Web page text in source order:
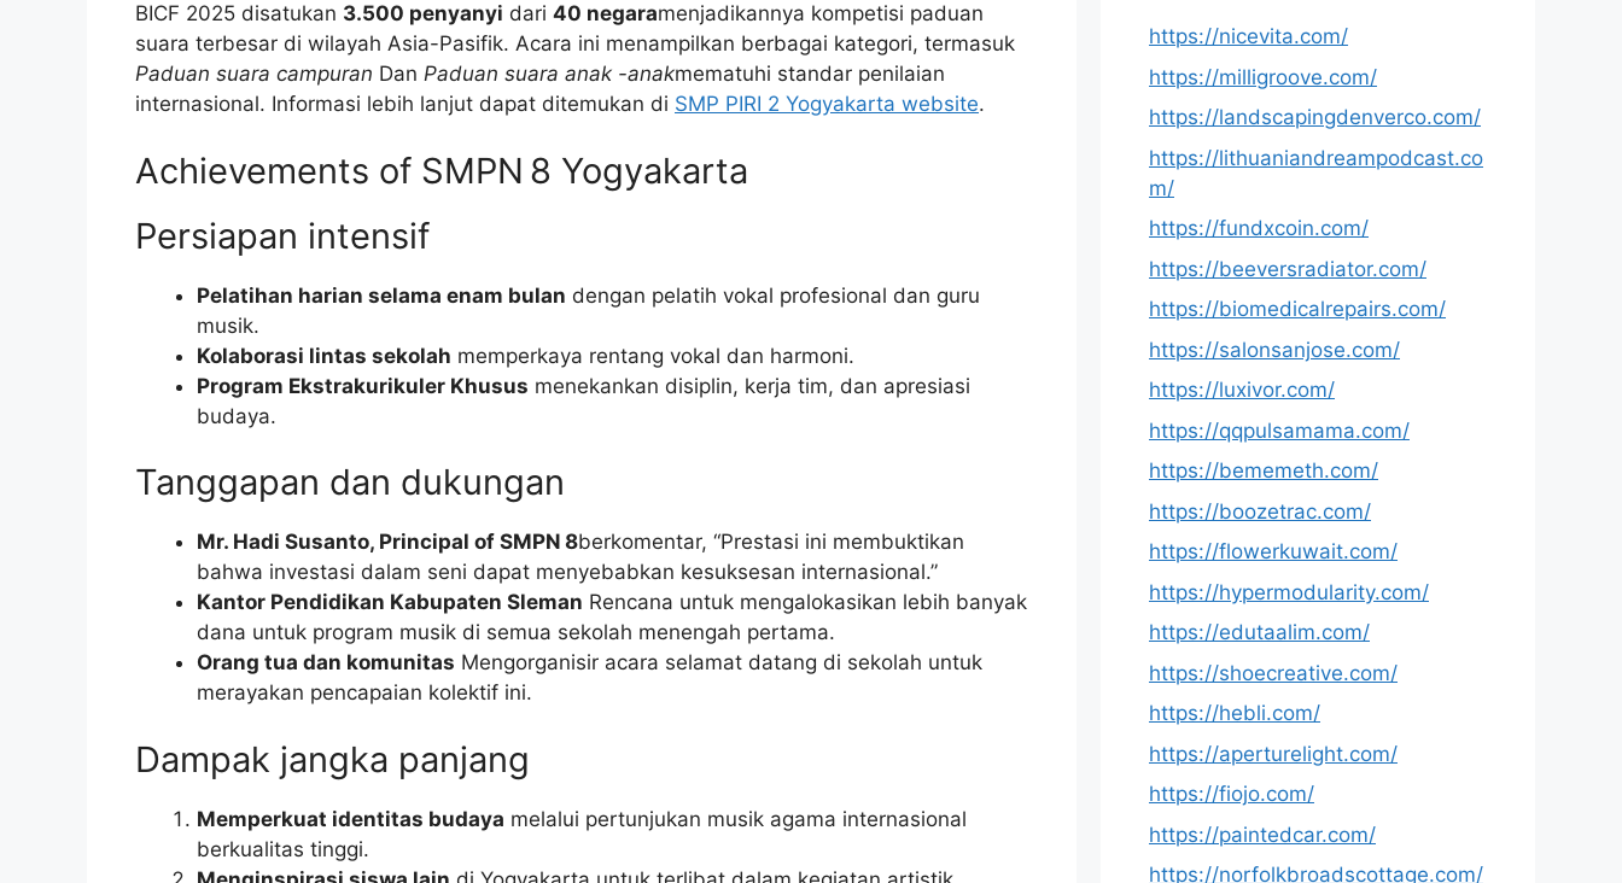
BICF 2025 disatukan 3.500 penyanyi dari 40 negaramenjadikannya kompetisi paduan
suara terbesar di wilayah Asia-Pasifik. Acara ini menampilkan berbagai kategori, termasuk
Paduan suara campuran Dan Paduan suara anak -anakmematuhi standar penilaian
internasional. Informasi lebih lanjut dapat ditemukan di SMP PIRI 2 Yogyakarta website.
Achievements of SMPN 8 Yogyakarta
Persiapan intensif
Pelatihan harian selama enam bulan dengan pelatih vokal profesional dan guru
musik.
Kolaborasi lintas sekolah memperkaya rentang vokal dan harmoni.
Program Ekstrakurikuler Khusus menekankan disiplin, kerja tim, dan apresiasi
budaya.
Tanggapan dan dukungan
Mr. Hadi Susanto, Principal of SMPN 8berkomentar, “Prestasi ini membuktikan
bahwa investasi dalam seni dapat menyebabkan kesuksesan internasional.”
Kantor Pendidikan Kabupaten Sleman Rencana untuk mengalokasikan lebih banyak
dana untuk program musik di semua sekolah menengah pertama.
Orang tua dan komunitas Mengorganisir acara selamat datang di sekolah untuk
merayakan pencapaian kolektif ini.
Dampak jangka panjang
Memperkuat identitas budaya melalui pertunjukan musik agama internasional
berkualitas tinggi.
https://nicevita.com/
https://milligroove.com/
https://landscapingdenverco.com/
https://lithuaniandreampodcast.co
m/
https://fundxcoin.com/
https://beeversradiator.com/
https://biomedicalrepairs.com/
https://salonsanjose.com/
https://luxivor.com/
https://qqpulsamama.com/
https://bememeth.com/
https://boozetrac.com/
https://flowerkuwait.com/
https://hypermodularity.com/
https://edutaalim.com/
https://shoecreative.com/
https://hebli.com/
https://aperturelight.com/
https://fiojo.com/
https://paintedcar.com/
https://norfolkbroadscottage.com/